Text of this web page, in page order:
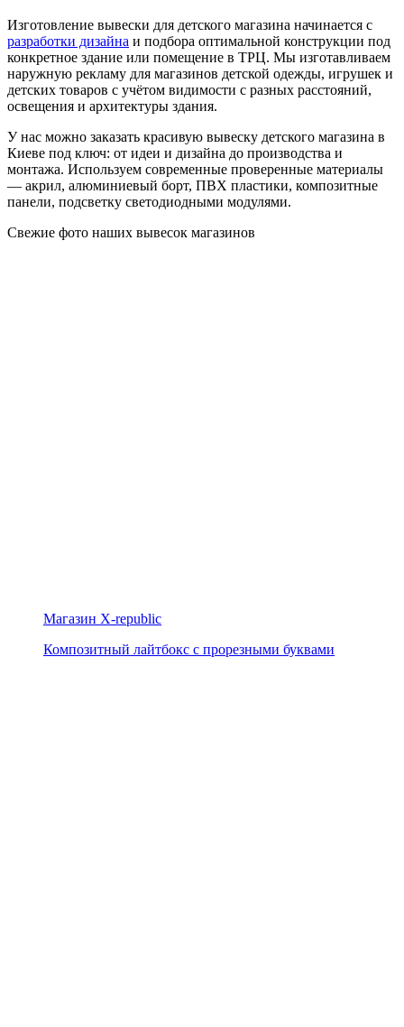
Изготовление вывески для детского магазина начинается с
разработки дизайна и подбора оптимальной конструкции под
конкретное здание или помещение в ТРЦ. Мы изготавливаем
наружную рекламу для магазинов детской одежды, игрушек и
детских товаров с учётом видимости с разных расстояний,
освещения и архитектуры здания.
У нас можно заказать красивую вывеску детского магазина в
Киеве под ключ: от идеи и дизайна до производства и
монтажа. Используем современные проверенные материалы
— акрил, алюминиевый борт, ПВХ пластики, композитные
панели, подсветку светодиодными модулями.
Свежие фото наших вывесок магазинов
Магазин X-republic
Композитный лайтбокс с прорезными буквами